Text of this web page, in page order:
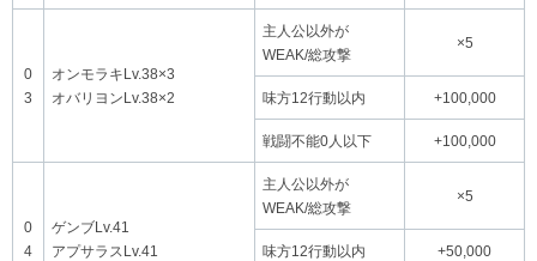
0
3
オンモラキLv.38×3
オバリヨンLv.38×2
主人公以外が
WEAK/総攻撃
×5
味方12行動以内 +100,000
戦闘不能0人以下 +100,000
0
4
ゲンブLv.41
アプサラスLv.41
主人公以外が
WEAK/総攻撃
×5
味方12行動以内 +50,000